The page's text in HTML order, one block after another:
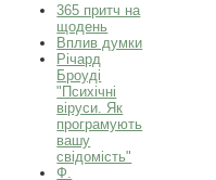
365 притч на
щодень
Вплив думки
Річард
Броуді
"Психічні
віруси. Як
програмують
вашу
свідомість"
Ф.